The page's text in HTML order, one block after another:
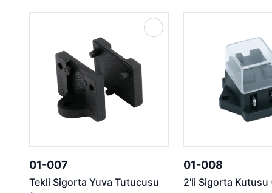
01-007
Tekli Sigorta Yuva Tutucusu
01-008
2'li Sigorta Kutusu